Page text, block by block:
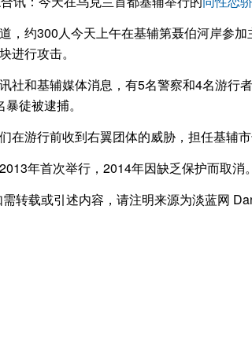
约300人今天上午在基辅第聂伯河岸参加
进行攻击。
和基辅媒体消息，有5名警察和4名游行
徒被逮捕。
游行前收到右翼团体的威胁，担任基辅市
年首次举行，2014年因缺乏保护而取消
载或引述内容，请注明来源为淡蓝网